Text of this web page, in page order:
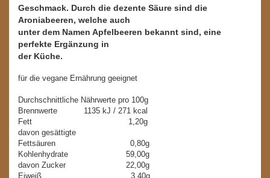
Geschmack. Durch die dezente Säure sind die
Aroniabeeren, welche auch
unter dem Namen Apfelbeeren bekannt sind, eine
perfekte Ergänzung in
der Küche.
für die vegane Ernährung geeignet
Durchschnittliche Nährwerte pro 100g
Brennwerte 1135 kJ / 271 kcal
Fett 1,20g
davon gesättigte
Fettsäuren 0,80g
Kohlenhydrate 59,00g
davon Zucker 22,00g
Eiweiß 3,40g